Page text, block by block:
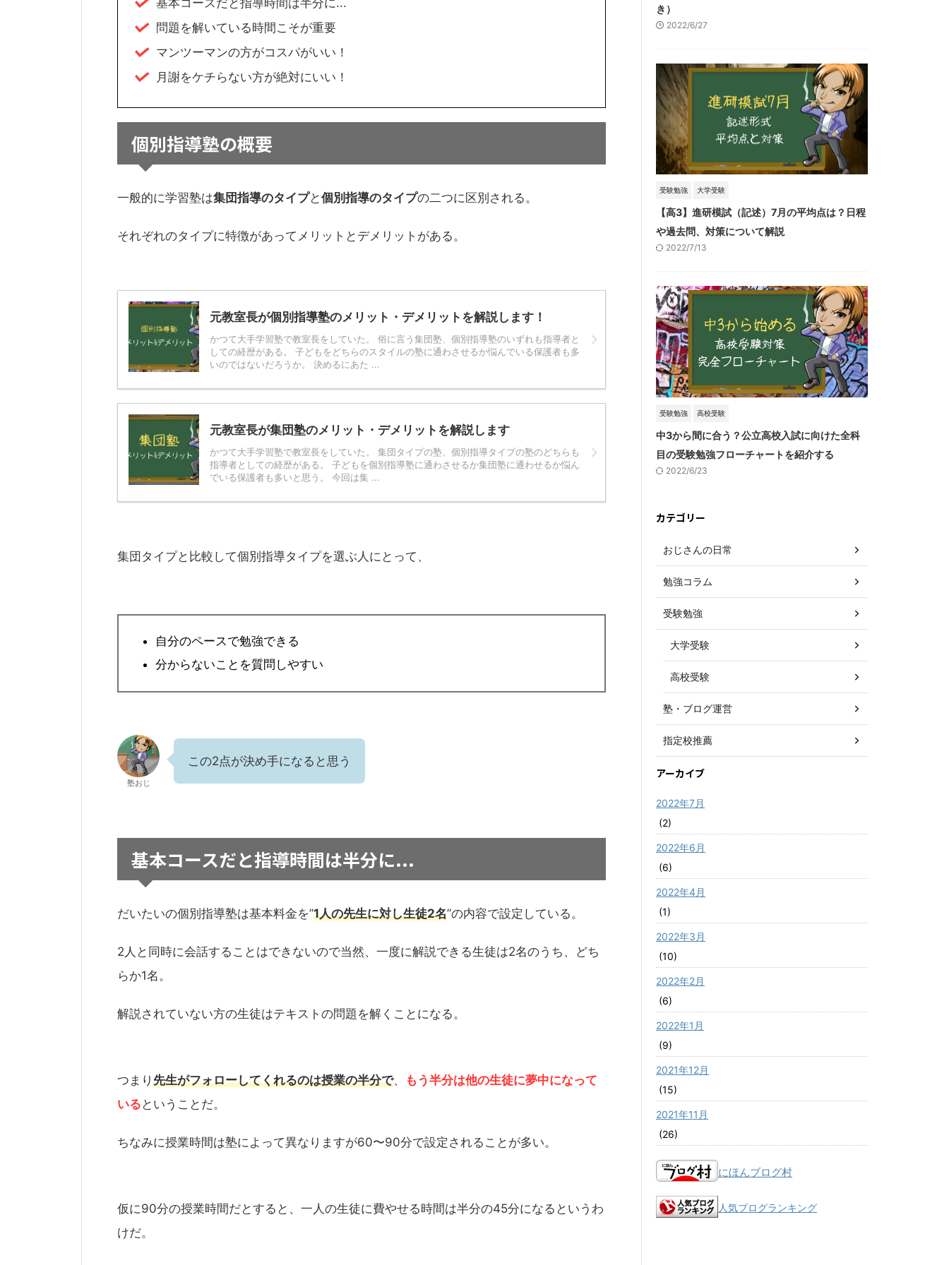
問題を解いている時間こそが重要
マンツーマンの方がコスパがいい！
月謝をケチらない方が絶対にいい！
個別指導塾の概要
一般的に学習塾は集団指導のタイプと個別指導のタイプの二つに区別される。
それぞれのタイプに特徴があってメリットとデメリットがある。
元教室長が個別指導塾のメリット・デメリットを解説します！
かつて大手学習塾で教室長をしていた。 俗に言う集団塾、個別指導塾のいずれも指導者と
しての経歴がある。 子どもをどちらのスタイルの塾に通わさせるか悩んでいる保護者も多
いのではないだろうか。 決めるにあた ...
元教室長が集団塾のメリット・デメリットを解説します
かつて大手学習塾で教室長をしていた。 集団タイプの塾、個別指導タイプの塾のどちらも
指導者としての経歴がある。 子どもを個別指導塾に通わさせるか集団塾に通わせるか悩ん
でいる保護者も多いと思う。 今回は集 ...
集団タイプと比較して個別指導タイプを選ぶ人にとって、
自分のペースで勉強できる
分からないことを質問しやすい
塾おじ
この2点が決め手になると思う
基本コースだと指導時間は半分に...
だいたいの個別指導塾は基本料金を”1人の先生に対し生徒2名”の内容で設定している。
2人と同時に会話することはできないので当然、一度に解説できる生徒は2名のうち、どち
らか1名。
解説されていない方の生徒はテキストの問題を解くことになる。
つまり 先生がフォローしてくれるのは授業の半分で、
もう半分は他の生徒に夢中になって
いる ということだ。
ちなみに授業時間は塾によって異なりますが60〜90分で設定されることが多い。
仮に90分の授業時間だとすると、一人の生徒に費やせる時間は半分の45分になるというわ
けだ。
き）
2022/6/27
受験勉強 大学受験
【高3】進研模試（記述）7月の平均点は？日程
や過去問、対策について解説
2022/7/13
受験勉強 高校受験
中3から間に合う？公立高校入試に向けた全科
目の受験勉強フローチャートを紹介する
2022/6/23
カテゴリー
おじさんの日常
勉強コラム
受験勉強
大学受験
高校受験
塾・ブログ運営
指定校推薦
アーカイブ
2022年7月
(2)
2022年6月
(6)
2022年4月
(1)
2022年3月
(10)
2022年2月
(6)
2022年1月
(9)
2021年12月
(15)
2021年11月
(26)
にほんブログ村
人気ブログランキング